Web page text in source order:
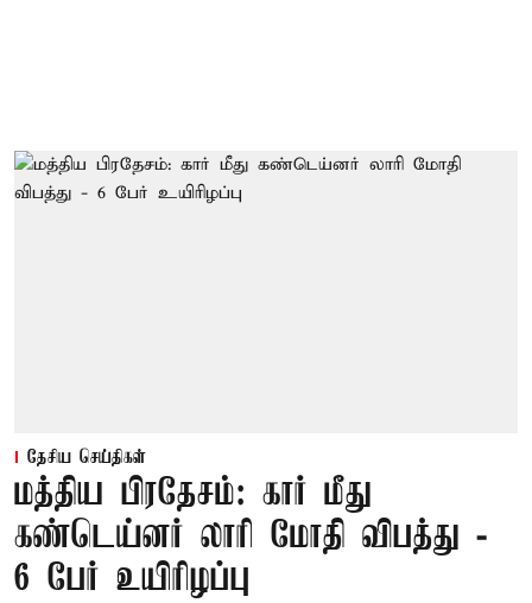
தேசிய செய்திகள்
மத்திய பிரதேசம்: கார் மீது
கண்டெய்னர் லாரி மோதி விபத்து -
6 பேர் உயிரிழப்பு